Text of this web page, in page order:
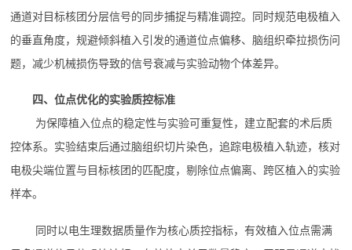
通道对目标核团分层信号的同步捕捉与精准调控。同时规范电极植入
的垂直角度，规避倾斜植入引发的通道位点偏移、脑组织牵拉损伤问
题，减少机械损伤导致的信号衰减与实验动物个体差异。
四、位点优化的实验质控标准
为保障植入位点的稳定性与实验可重复性，建立配套的术后质
控体系。实验结束后通过脑组织切片染色，追踪电极植入轨迹，核对
电极尖端位置与目标核团的匹配度，剔除位点偏离、跨区植入的实验
样本。
同时以电生理数据质量作为核心质控指标，有效植入位点需满